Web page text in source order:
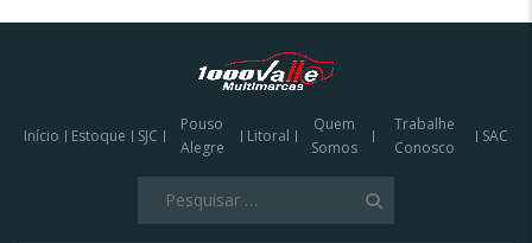
Início Estoque SJC
Pouso
Alegre
Litoral
Quem
Somos
Trabalhe
Conosco
SAC